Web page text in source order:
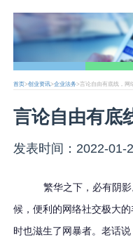
首页>创业资讯>企业法务>言论自由有底线，网
言论自由有底
发表时间：2022-01-
繁华之下，必有阴
候，便利的网络社交极大
时也滋生了网暴者。老话